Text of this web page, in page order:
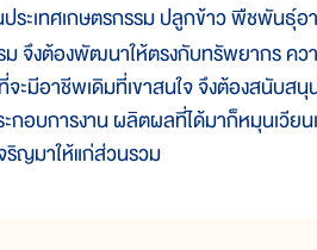
ประเทศเกษตรกรรม ปลูกข้าว พืชพันธุ์
จึงต้องพัฒนาให้ตรงกับทรัพยากร คว
จะมีอาชีพเดิมที่เขาสนใจ จึงต้องสนับ
ะกอบการงาน ผลิตผลที่ได้มาก็หมุนเวีย
ริญมาให้แก่ส่วนรวม